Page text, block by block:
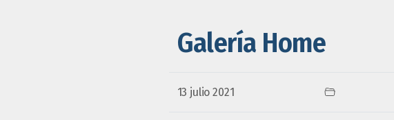
Galería Home
13 julio 2021